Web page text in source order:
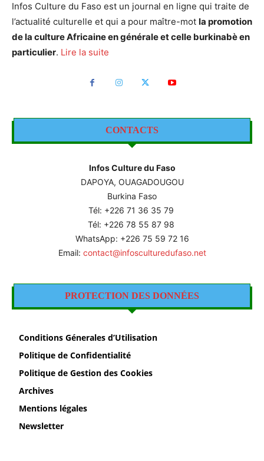
Infos Culture du Faso est un journal en ligne qui traite de
l’actualité culturelle et qui a pour maître-mot la promotion
de la culture Africaine en générale et celle burkinabè en
particulier. Lire la suite
CONTACTS
Infos Culture du Faso
DAPOYA, OUAGADOUGOU
Burkina Faso
Tél: +226 71 36 35 79
Tél: +226 78 55 87 98
WhatsApp: +226 75 59 72 16
Email: contact@infosculturedufaso.net
PROTECTION DES DONNÉES
Conditions Génerales d’Utilisation
Politique de Confidentialité
Politique de Gestion des Cookies
Archives
Mentions légales
Newsletter